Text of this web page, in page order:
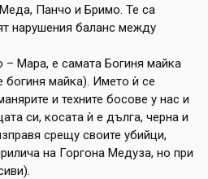
Меда, Панчо и Бримо. Те са
нарушения баланс между
Мара, е самата Богиня майка
майка). Името ѝ се
и техните босове у нас и
си, косата ѝ е дълга, черна и
срещу своите убийци,
на Горгона Медуза, но при